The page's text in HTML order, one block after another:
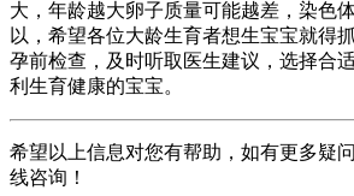
大，年龄越大卵子质量可能越差，染色
以，希望各位大龄生育者想生宝宝就得
孕前检查，及时听取医生建议，选择合
利生育健康的宝宝。
希望以上信息对您有帮助，如有更多疑
线咨询！